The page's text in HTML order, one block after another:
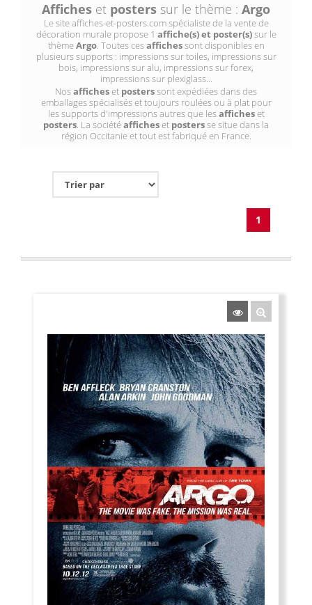
Affiches et posters sur le thème : Argo
Le site affiches-et-posters.com spécialiste de la vente de
décoration murale propose 1 affiche(s) et poster(s)sur le
thèmeArgo. Toutes cesaffichessont disponibles en
plusieurs supports : impressions sur toiles, impressions sur
bois, impressions sur alu, impressions sur forex,
impressions sur plexiglass...
Nosafficheset posterssont expédiées dans des
emballages spécialisés et toujours roulées ou à plat pour
les supports d'impressions autres que lesafficheset
posters. La sociétéafficheset postersse situe dans la
région Occitanie et tout est fabriqué en France.
1